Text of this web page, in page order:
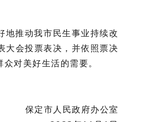
地推动我市民生事业持续改
大会投票表决，并依照票决
对美好生活的需要。
保定市人民政府办公室